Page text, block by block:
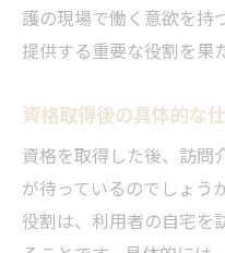
護の現場で働く意欲を持
提供する重要な役割を果
資格取得後の具体的な
資格を取得した後、訪問
が待っているのでしょう
役割は、利用者の自宅を